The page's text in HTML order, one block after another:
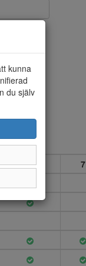
6.5 7
kunna
du själv